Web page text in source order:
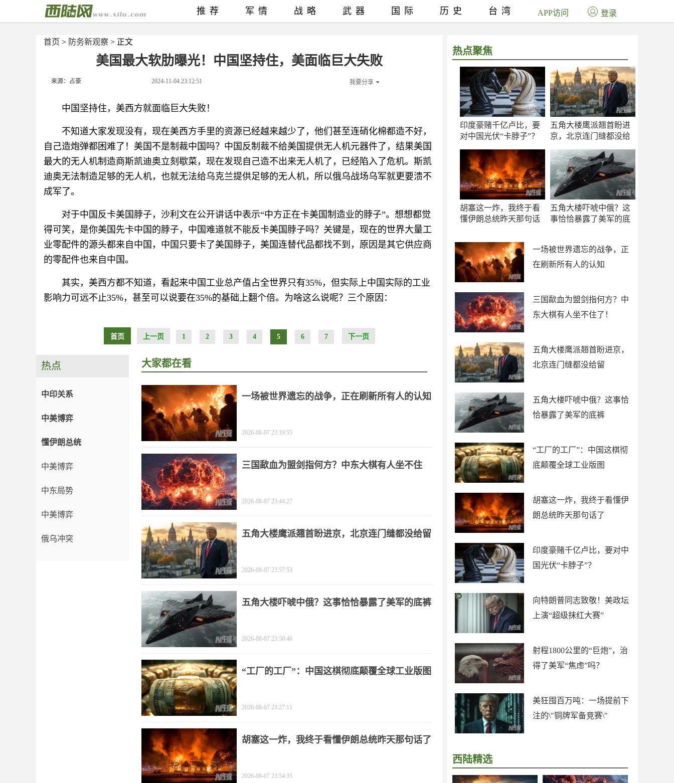
首页 > 防务新观察 > 正文
美国最大软肋曝光！中国坚持住，美面临巨大失败
来源：占豪 2024-11-04 23:12:51 我要分享
中国坚持住，美西方就面临巨大失败！
不知道大家发现没有，现在美西方手里的资源已经越来越少了，他们甚至连硝化棉都造不好，
自己造炮弹都困难了！美国不是制裁中国吗？中国反制裁不给美国提供无人机元器件了，结果美国
最大的无人机制造商斯凯迪奥立刻歇菜，现在发现自己造不出来无人机了，已经陷入了危机。斯凯
迪奥无法制造足够的无人机，也就无法给乌克兰提供足够的无人机，所以俄乌战场乌军就更要溃不
成军了。
对于中国反卡美国脖子，沙利文在公开讲话中表示“中方正在卡美国制造业的脖子”。想想都觉
得可笑，是你美国先卡中国的脖子，中国难道就不能反卡美国脖子吗？关键是，现在的世界大量工
业零配件的源头都来自中国，中国只要卡了美国脖子，美国连替代品都找不到，原因是其它供应商
的零配件也来自中国。
其实，美西方都不知道，看起来中国工业总产值占全世界只有35%，但实际上中国实际的工业
影响力可远不止35%，甚至可以说要在35%的基础上翻个倍。为啥这么说呢？三个原因：
首页 上一页 1 2 3 4 5 6 7 下一页
热点聚焦
印度豪赌千亿卢比，要
对中国光伏“卡脖子”？
五角大楼鹰派翘首盼进
京，北京连门缝都没给
胡塞这一炸，我终于看
懂伊朗总统昨天那句话
五角大楼吓唬中俄？这
事恰恰暴露了美军的底
一场被世界遗忘的战争，正
在刷新所有人的认知
三国歃血为盟剑指何方？中
东大棋有人坐不住了！
五角大楼鹰派翘首盼进京，
北京连门缝都没给留
五角大楼吓唬中俄？这事恰
恰暴露了美军的底裤
“工厂的工厂”：中国这棋彻
底颠覆全球工业版图
胡塞这一炸，我终于看懂伊
朗总统昨天那句话了
印度豪赌千亿卢比，要对中
国光伏“卡脖子”？
向特朗普同志致敬！美政坛
上演“超级抹红大赛”
射程1800公里的“巨炮”，治
得了美军“焦虑”吗？
美狂囤百万吨：一场提前下
注的\"铜牌军备竞赛\"
西陆精选
推荐 军情 战略 武器 国际 历史 台湾 APP访问 登录
热点
中印关系
中美博弈
懂伊朗总统
中美博弈
中东局势
中美博弈
俄乌冲突
大家都在看
一场被世界遗忘的战争，正在刷新所有人的认知
2026-08-07 23:19:55
三国歃血为盟剑指何方？中东大棋有人坐不住
2026-08-07 23:44:27
五角大楼鹰派翘首盼进京，北京连门缝都没给留
2026-08-07 23:57:53
五角大楼吓唬中俄？这事恰恰暴露了美军的底裤
2026-08-07 23:50:46
“工厂的工厂”：中国这棋彻底颠覆全球工业版图
2026-08-07 23:27:11
胡塞这一炸，我终于看懂伊朗总统昨天那句话了
2026-08-07 23:54:35